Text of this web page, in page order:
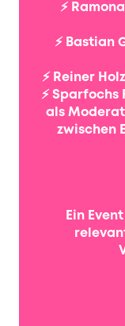
⚡
⚡ Bastian
⚡ Reiner
⚡
als
zwischen
Ein